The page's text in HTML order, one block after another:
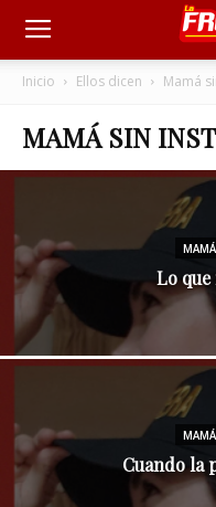
Inicio Ellos dicen Mamá
MAMÁ SIN
Lo
Cuando la